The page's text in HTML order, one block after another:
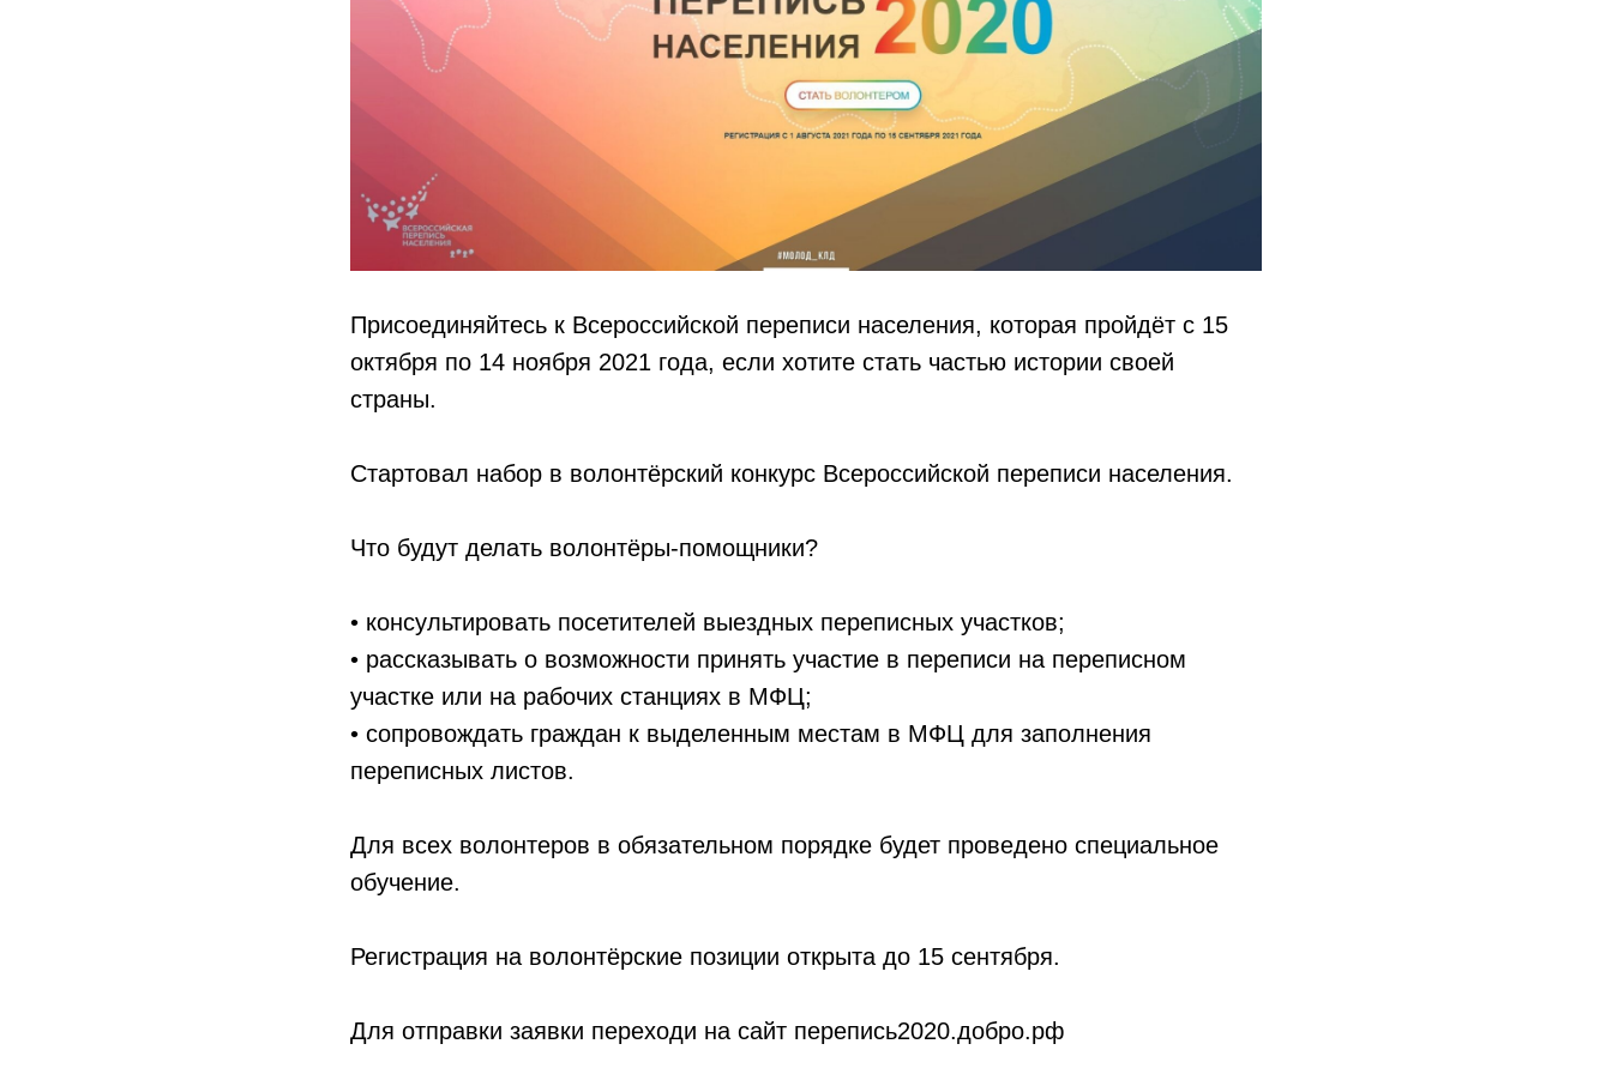
Присоединяйтесь к Всероссийской переписи населения, которая пройдёт с 15
октября по 14 ноября 2021 года, если хотите стать частью истории своей
страны.
Стартовал набор в волонтёрский конкурс Всероссийской переписи населения.
Что будут делать волонтёры-помощники?
• консультировать посетителей выездных переписных участков;
• рассказывать о возможности принять участие в переписи на переписном
участке или на рабочих станциях в МФЦ;
• сопровождать граждан к выделенным местам в МФЦ для заполнения
переписных листов.
Для всех волонтеров в обязательном порядке будет проведено специальное
обучение.
Регистрация на волонтёрские позиции открыта до 15 сентября.
Для отправки заявки переходи на сайт перепись2020.добро.рф